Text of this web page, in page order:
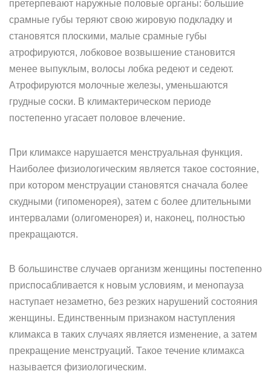
претерпевают наружные половые органы: большие
срамные губы теряют свою жировую подкладку и
становятся плоскими, малые срамные губы
атрофируются, лобковое возвышение становится
менее выпуклым, волосы лобка редеют и седеют.
Атрофируются молочные железы, уменьшаются
грудные соски. В климактерическом периоде
постепенно угасает половое влечение.
При климаксе нарушается менструальная функция.
Наиболее физиологическим является такое состояние,
при котором менструации становятся сначала более
скудными (гипоменорея), затем с более длительными
интервалами (олигоменорея) и, наконец, полностью
прекращаются.
В большинстве случаев организм женщины постепенно
приспосабливается к новым условиям, и менопауза
наступает незаметно, без резких нарушений состояния
женщины. Единственным признаком наступления
климакса в таких случаях является изменение, а затем
прекращение менструаций. Такое течение климакса
называется физиологическим.